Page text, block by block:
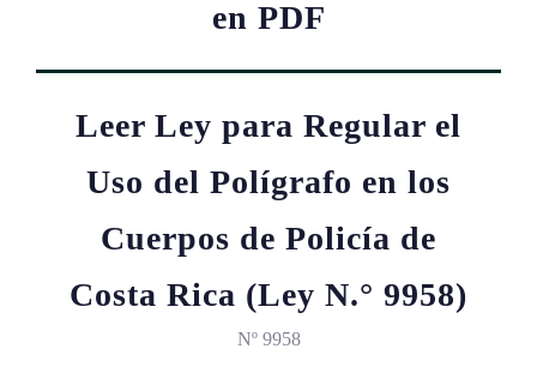
en PDF
Leer Ley para Regular el
Uso del Polígrafo en los
Cuerpos de Policía de
Costa Rica (Ley N.° 9958)
Nº 9958